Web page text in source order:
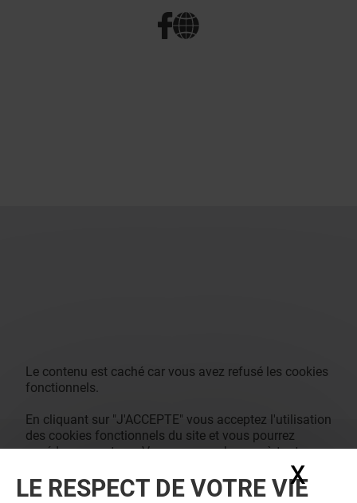
Le contenu est caché car vous avez refusé les cookies
fonctionnels.
En cliquant sur "J'ACCEPTE" vous acceptez l'utilisation
des cookies fonctionnels du site et vous pourrez
accéder au contenu. Vous pouvez changer à tout
moment vos consentements des cookies dans notre
page de management des cookies.
LE RESPECT DE VOTRE VIE
X